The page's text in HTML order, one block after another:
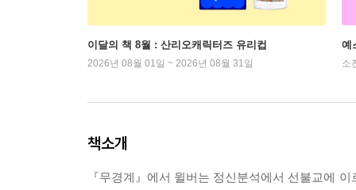
이달의 책 8월 : 산리오캐릭터즈 유리컵
2026년 08월 01일 ~ 2026년 08월 31일
예
소
책소개
『무경계』에서 윌버는 정신분석에서 선불교에